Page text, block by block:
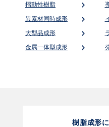
摺動性樹脂
異素材同時成形
大型品成形
金属一体型成形
樹脂成形